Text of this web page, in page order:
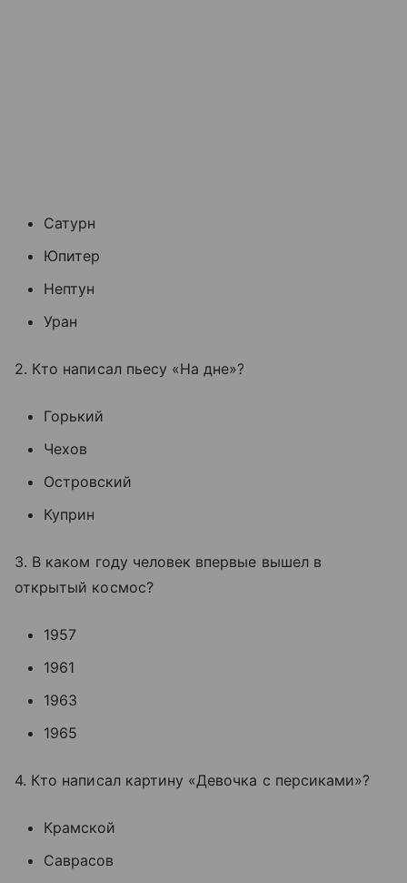
Сатурн
Юпитер
Нептун
Уран
2. Кто написал пьесу «На дне»?
Горький
Чехов
Островский
Куприн
3. В каком году человек впервые вышел в
открытый космос?
1957
1961
1963
1965
4. Кто написал картину «Девочка с персиками»?
Крамской
Саврасов